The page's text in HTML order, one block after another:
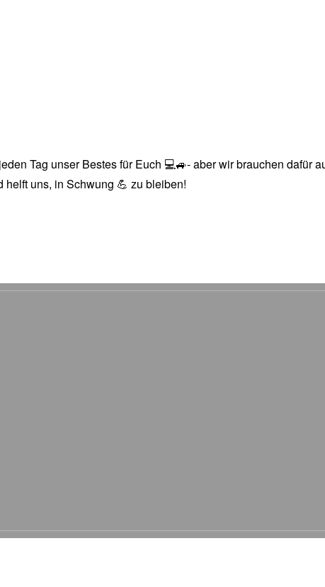
Tag unser Bestes für Euch 💻🚙- aber wir brauchen dafür
uns, in Schwung 💪 zu bleiben!